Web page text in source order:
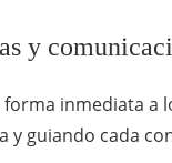
y
inmediata a
guiando cada